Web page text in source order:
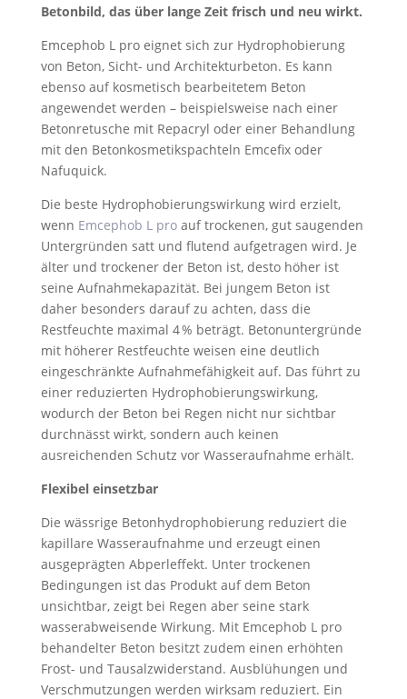
Betonbild, das über lange Zeit frisch und neu wirkt.
Emcephob L pro eignet sich zur Hydrophobierung
von Beton, Sicht- und Architekturbeton. Es kann
ebenso auf kosmetisch bearbeitetem Beton
angewendet werden – beispielsweise nach einer
Betonretusche mit Repacryl oder einer Behandlung
mit den Betonkosmetikspachteln Emcefix oder
Nafuquick.
Die beste Hydrophobierungswirkung wird erzielt,
wenn Emcephob L proauf trockenen, gut saugenden
Untergründen satt und flutend aufgetragen wird. Je
älter und trockener der Beton ist, desto höher ist
seine Aufnahmekapazität. Bei jungem Beton ist
daher besonders darauf zu achten, dass die
Restfeuchte maximal 4 % beträgt. Betonuntergründe
mit höherer Restfeuchte weisen eine deutlich
eingeschränkte Aufnahmefähigkeit auf. Das führt zu
einer reduzierten Hydrophobierungswirkung,
wodurch der Beton bei Regen nicht nur sichtbar
durchnässt wirkt, sondern auch keinen
ausreichenden Schutz vor Wasseraufnahme erhält.
Flexibel einsetzbar
Die wässrige Betonhydrophobierung reduziert die
kapillare Wasseraufnahme und erzeugt einen
ausgeprägten Abperleffekt. Unter trockenen
Bedingungen ist das Produkt auf dem Beton
unsichtbar, zeigt bei Regen aber seine stark
wasserabweisende Wirkung. Mit Emcephob L pro
behandelter Beton besitzt zudem einen erhöhten
Frost- und Tausalzwiderstand. Ausblühungen und
Verschmutzungen werden wirksam reduziert. Ein